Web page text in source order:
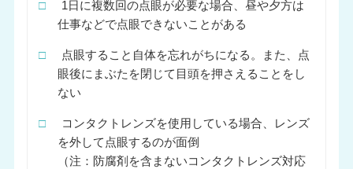
□
1日に複数回の点眼が必要な場合、昼や夕方は
仕事などで点眼できないことがある
□
点眼すること自体を忘れがちになる。また、点
眼後にまぶたを閉じて目頭を押さえることをし
ない
□
コンタクトレンズを使用している場合、レンズ
を外して点眼するのが面倒
（注：防腐剤を含まないコンタクトレンズ対応